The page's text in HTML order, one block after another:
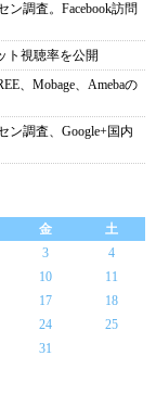
ン調査。Facebook訪問
ト視聴率を公開
、Mobage、Amebaの
ン調査、Google+国内
金
土
3
4
10
11
17
18
24
25
31